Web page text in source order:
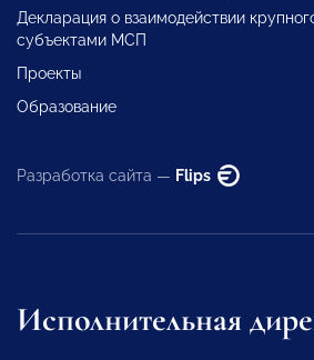
Декларация о взаимодействии
субъектами МСП
Проекты
Образование
Разработка сайта — Flips
Исполнительная